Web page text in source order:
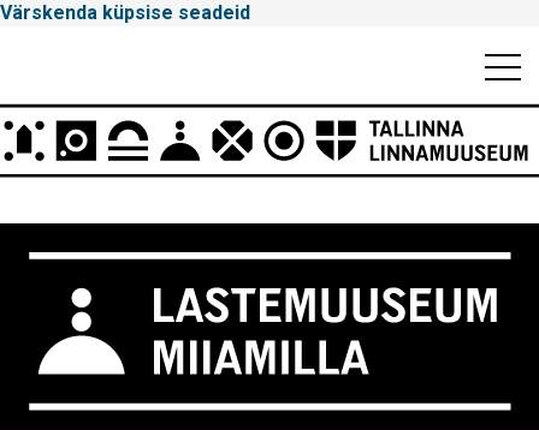
Värskenda küpsise seadeid
Peamenüü